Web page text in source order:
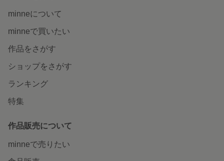
minneについて
minneで買いたい
作品をさがす
ショップをさがす
ランキング
特集
作品販売について
minneで売りたい